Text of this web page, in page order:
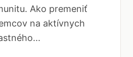
Ako premeniť
na aktívnych